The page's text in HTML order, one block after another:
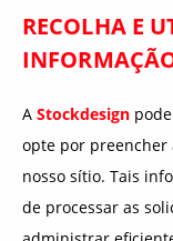
RECOLHA E
A Stockdesign
opte por
nosso sítio. Tais
de processar as